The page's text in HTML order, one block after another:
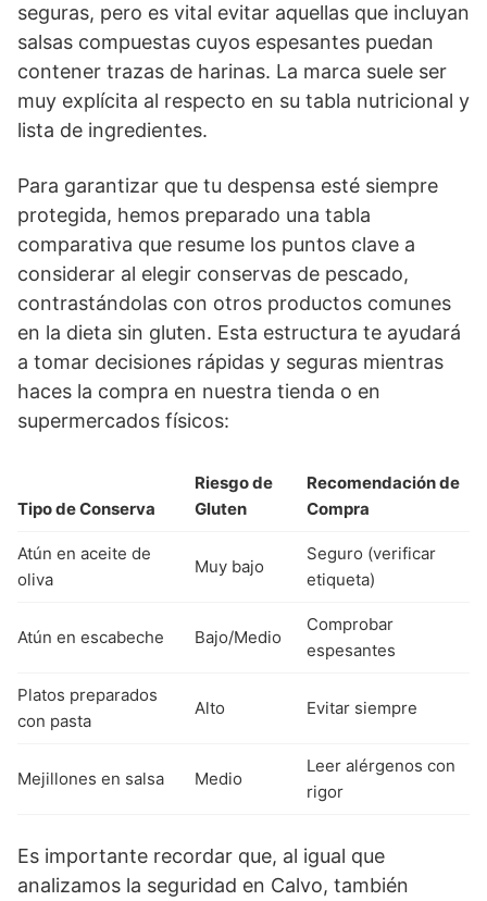
seguras, pero es vital evitar aquellas que incluyan
salsas compuestas cuyos espesantes puedan
contener trazas de harinas. La marca suele ser
muy explícita al respecto en su tabla nutricional y
lista de ingredientes.
Para garantizar que tu despensa esté siempre
protegida, hemos preparado una tabla
comparativa que resume los puntos clave a
considerar al elegir conservas de pescado,
contrastándolas con otros productos comunes
en la dieta sin gluten. Esta estructura te ayudará
a tomar decisiones rápidas y seguras mientras
haces la compra en nuestra tienda o en
supermercados físicos:
Tipo de Conserva
Riesgo de
Gluten
Recomendación de
Compra
Atún en aceite de
oliva
Muy bajo
Seguro (verificar
etiqueta)
Atún en escabeche Bajo/Medio
Comprobar
espesantes
Platos preparados
con pasta
Alto Evitar siempre
Mejillones en salsa Medio
Leer alérgenos con
rigor
Es importante recordar que, al igual que
analizamos la seguridad en Calvo, también